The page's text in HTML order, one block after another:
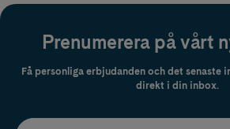
Prenumerera på vårt
Få personliga erbjudanden och det senaste
direkt i din inbox.